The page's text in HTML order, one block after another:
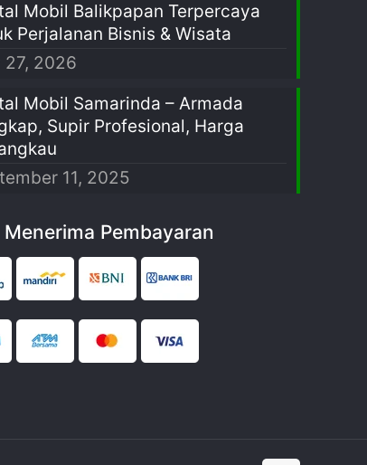
Mobil Balikpapan Terpercaya
Perjalanan Bisnis & Wisata
27, 2026
Mobil Samarinda – Armada
Supir Profesional, Harga
11, 2025
Menerima Pembayaran